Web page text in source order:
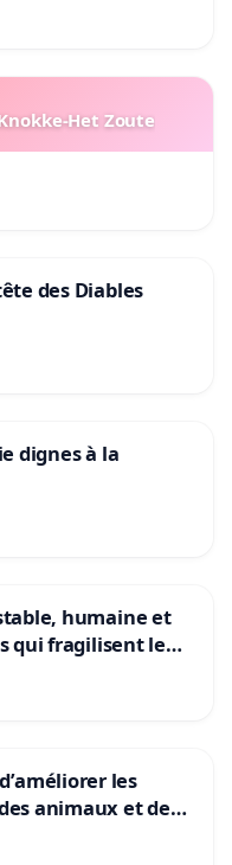
Het Zoute
des Diables
dignes à la
humaine et
qui fragilisent le
les
animaux et de
en magasin